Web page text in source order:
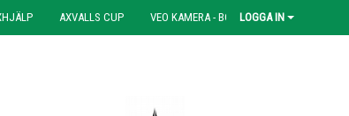
AXVALLS CUP VEO KAMERA - BOKNINGLOGGA IN